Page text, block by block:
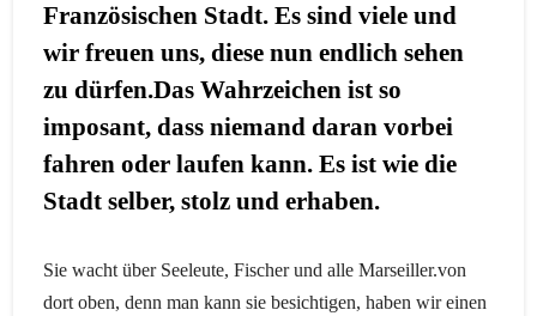
Französischen Stadt. Es sind viele und
wir freuen uns, diese nun endlich sehen
zu dürfen.Das Wahrzeichen ist so
imposant, dass niemand daran vorbei
fahren oder laufen kann. Es ist wie die
Stadt selber, stolz und erhaben.
Sie wacht über Seeleute, Fischer und alle Marseiller.von
dort oben, denn man kann sie besichtigen, haben wir einen